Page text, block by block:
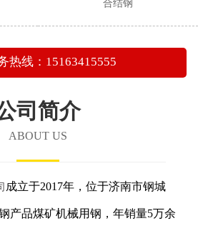
合结钢
热线：15163415555
司简介
ABOUT US
成立于2017年，位于济南市钢城
产品煤矿机械用钢，年销量5万余